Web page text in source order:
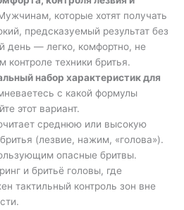
которые хотят получать
предсказуемый результат без
день — легко, комфортно, не
контроле техники бритья.
набор характеристик для
с какой формулы
этот вариант.
среднюю или высокую
(лезвие, нажим, «голова»).
опасные бритвы.
и бритьё головы, где
тактильный контроль зон вне